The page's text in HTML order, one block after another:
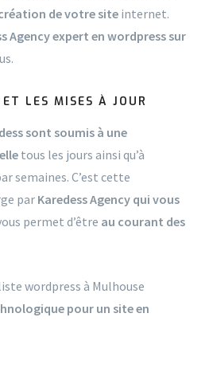
de votre site internet.
Agency expert en wordpress sur
LES MISES À JOUR
sont soumis à une
tous les jours ainsi qu’à
semaines. C’est cette
par Karedess Agency qui vous
permet d’être au courant des
wordpress à Mulhouse
pour un site en